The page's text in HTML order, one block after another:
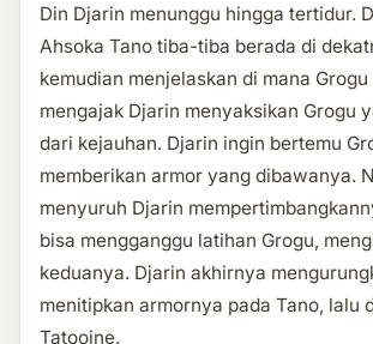
Din Djarin menunggu hingga tertidur.
Ahsoka Tano tiba-tiba berada di
kemudian menjelaskan di mana
mengajak Djarin menyaksikan Grogu
dari kejauhan. Djarin ingin bertemu
memberikan armor yang dibawanya.
menyuruh Djarin
bisa mengganggu latihan Grogu,
keduanya. Djarin akhirnya
menitipkan armornya pada Tano, lalu
Tatooine.